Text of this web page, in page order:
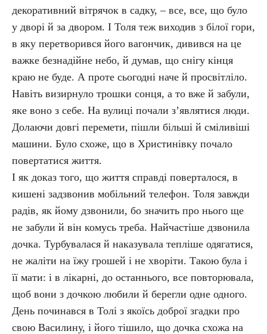
декоративний вітрячок в садку, – все, все, що було
у дворі й за двором. І Толя теж виходив з білої гори,
в яку перетворився його вагончик, дивився на це
важке безнадійне небо, й думав, що снігу кінця
краю не буде. А проте сьогодні наче й просвітліло.
Навіть визирнуло трошки сонця, а то вже й забули,
яке воно з себе. На вулиці почали з’являтися люди.
Долаючи довгі перемети, пішли більші й сміливіші
машини. Було схоже, що в Христинівку почало
повертатися життя.
І як доказ того, що життя справді поверталося, в
кишені задзвонив мобільний телефон. Толя завжди
радів, як йому дзвонили, бо значить про нього ще
не забули й він комусь треба. Найчастіше дзвонила
дочка. Турбувалася й наказувала тепліше одягатися,
не жаліти на їжу грошей і не хворіти. Такою була і
її мати: і в лікарні, до останнього, все повторювала,
щоб вони з дочкою любили й берегли одне одного.
День починався в Толі з якоїсь доброї згадки про
свою Василину, і його тішило, що дочка схожа на